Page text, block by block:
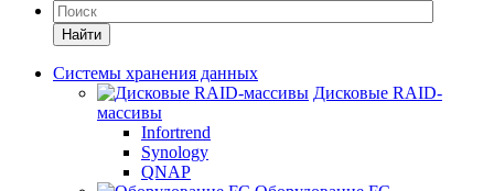
Найти
Системы хранения данных
Дисковые RAID-
массивы
Infortrend
Synology
QNAP